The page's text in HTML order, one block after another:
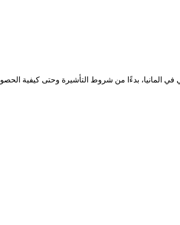
بدءًا من شروط التأشيرة وحتى كيفية الحصول